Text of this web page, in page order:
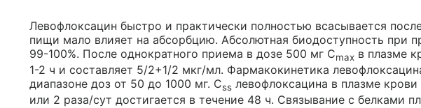
Левофлоксацин быстро и практически полностью всасывается
пищи мало влияет на абсорбцию. Абсолютная биодоступность при
99-100%. После однократного приема в дозе 500 мг Cmax в плазме
1-2 ч и составляет 5/2+1/2 мкг/мл. Фармакокинетика
диапазоне доз от 50 до 1000 мг. Css левофлоксацина в плазме
или 2 раза/сут достигается в течение 48 ч. Связывание с белками